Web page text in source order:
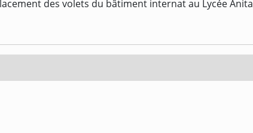
des volets du bâtiment internat au Lycée Anita